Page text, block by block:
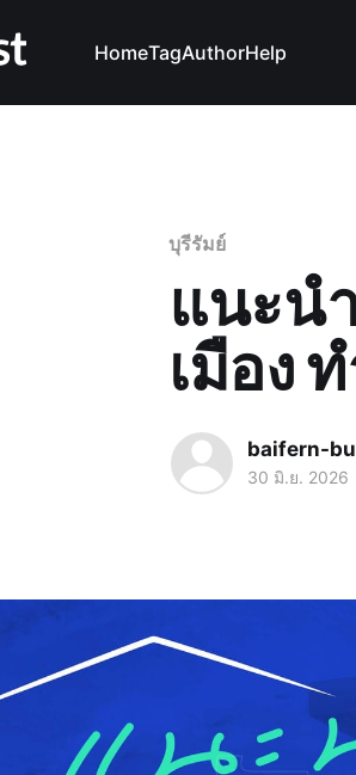
HomeTagAuthorHelp
บุรีรัมย์
แนะน
เมือง
baifern-
30 มิ.ย. 2026